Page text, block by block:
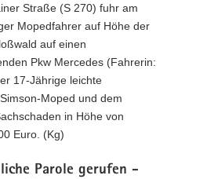
Straße (S 270) fuhr am
Mopedfahrer auf Höhe der
auf einen
Pkw Mercedes (Fahrerin:
17-Jährige leichte
Moped und dem
in Höhe von
Euro. (Kg)
Parole gerufen -